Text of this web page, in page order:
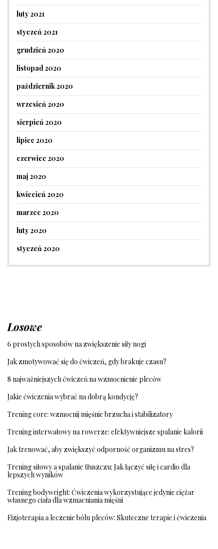
luty 2021
styczeń 2021
grudzień 2020
listopad 2020
październik 2020
wrzesień 2020
sierpień 2020
lipiec 2020
czerwiec 2020
maj 2020
kwiecień 2020
marzec 2020
luty 2020
styczeń 2020
Losowe
6 prostych sposobów na zwiększenie siły nogi
Jak zmotywować się do ćwiczeń, gdy brakuje czasu?
8 najważniejszych ćwiczeń na wzmocnienie pleców
Jakie ćwiczenia wybrać na dobrą kondycję?
Trening core: wzmocnij mięśnie brzucha i stabilizatory
Trening interwałowy na rowerze: efektywniejsze spalanie kalorii
Jak trenować, aby zwiększyć odporność organizmu na stres?
Trening siłowy a spalanie tłuszczu: Jak łączyć siłę i cardio dla
lepszych wyników
Trening bodyweight: Ćwiczenia wykorzystujące jedynie ciężar
własnego ciała dla wzmacniania mięśni
Fizjoterapia a leczenie bólu pleców: Skuteczne terapie i ćwiczenia